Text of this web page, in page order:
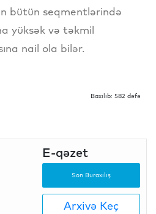
bütün seqmentlərində
yüksək və təkmil
nail ola bilər.
Baxılıb: 582 dəfə
E-qəzet
Son Buraxılış
Arxivə Keç